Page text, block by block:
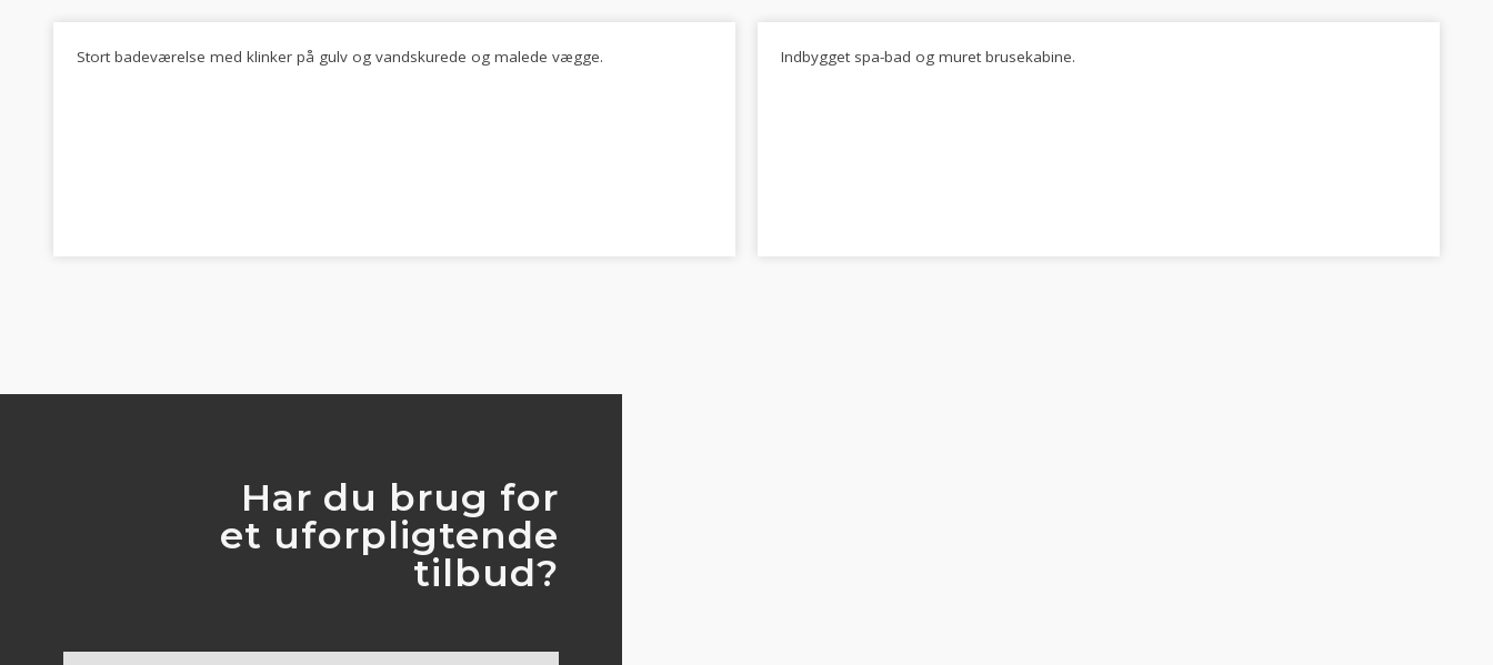
Stort badeværelse med klinker på gulv og vandskurede og malede vægge. Indbygget spa-bad og muret brusekabine.
Har du brug for
​et uforpligtende
​tilbud?